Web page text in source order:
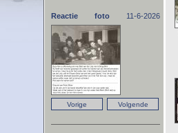
Reactie foto 11-6-2026